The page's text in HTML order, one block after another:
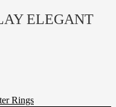
Rings
ELEGANT